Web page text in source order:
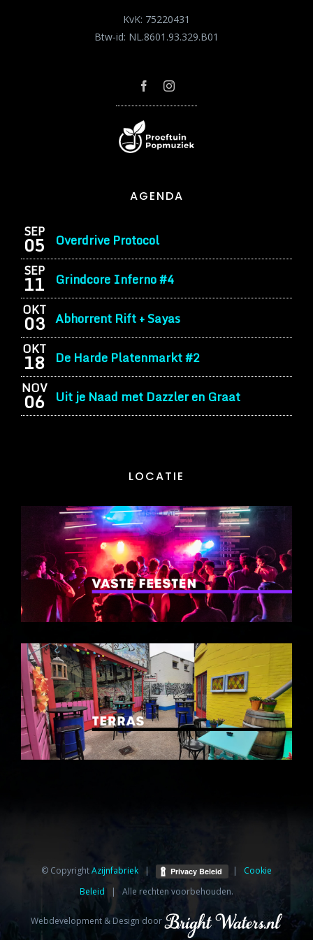
AGENDA
SEP
05 Overdrive Protocol
SEP
11 Grindcore Inferno #4
OKT
03 Abhorrent Rift + Sayas
OKT
18 De Harde Platenmarkt #2
NOV
06 Uit je Naad met Dazzler en Graat
KvK: 75220431
Btw-id: NL.8601.93.329.B01
LOCATIE
© CopyrightAzijnfabriek⁩ | | Cookie
Beleid | Alle rechten voorbehouden.
Webdevelopment & Design door